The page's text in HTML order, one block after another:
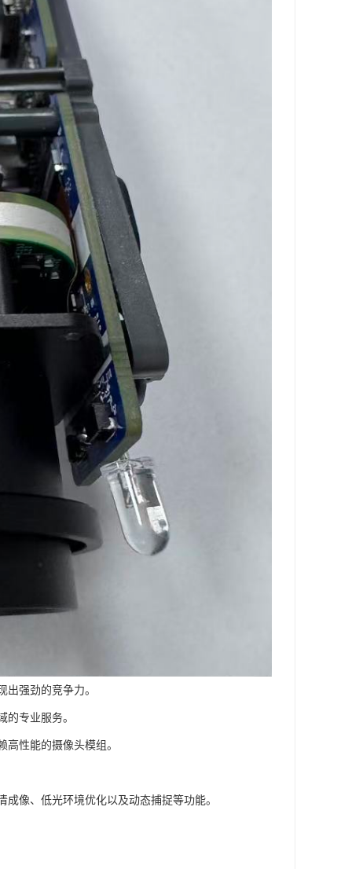
强劲的竞争力。
专业服务。
性能的摄像头模组。
像、低光环境优化以及动态捕捉等功能。